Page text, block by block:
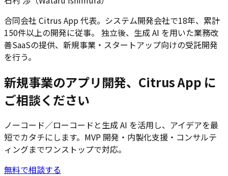
合同会社 Citrus App 代表。システム開発会社で18年、累計
150件以上の開発に従事。 独立後、生成 AI を用いた業務改
善SaaSの提供、新規事業・スタートアップ向けの受託開発
を行う。
新規事業のアプリ開発、Citrus App に
ご相談ください
ノーコード／ローコードと生成 AI を活用し、アイデアを最
短でカタチにします。MVP 開発・内製化支援・コンサルテ
ィングまでワンストップで対応。
無料で相談する